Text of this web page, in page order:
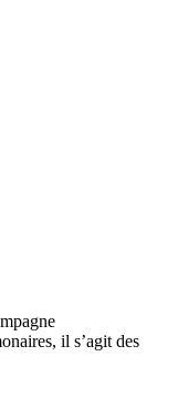
il s’agit des